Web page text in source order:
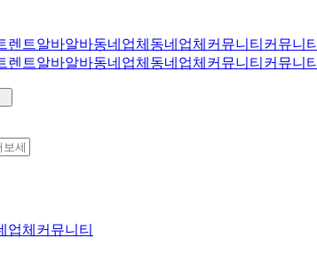
렌트알바알바동네업체 동네업체 커뮤니티 커뮤니티
렌트알바알바동네업체 동네업체 커뮤니티 커뮤니티
업체 커뮤니티